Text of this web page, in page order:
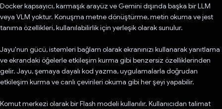
Docker kapsayıcı, karmaşık arayüz ve Gemini dışında başka bir LLM
veya VLM yoktur. Konuşma metne dönüştürme, metin okuma ve jest
tanıma özellikleri, kullanılabilirlik için yerleşik olarak sunulur.
Jayu'nun gücü, istemleri bağlam olarak ekranınızı kullanarak yanıtlama
ve ekrandaki öğelerle etkileşim kurma gibi benzersiz özelliklerinden
gelir. Jayu, şemaya dayalı kod yazma, uygulamalarla doğrudan
etkileşim kurma ve canlı çevirileri okuma gibi her şeyi yapabilir.
Komut merkezi olarak bir Flash modeli kullanılır. Kullanıcıdan talimat